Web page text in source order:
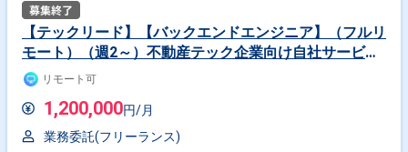
【テックリード】【バックエンドエンジニア】（フルリ
モート）（週2～）不動産テック企業向け自社サービス
スマホアプリ開発
リモート可
1,200,000円/月
業務委託(フリーランス)